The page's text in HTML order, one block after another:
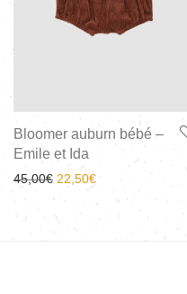
Bloomer auburn bébé –
Emile et Ida
45,00€ 22,50€